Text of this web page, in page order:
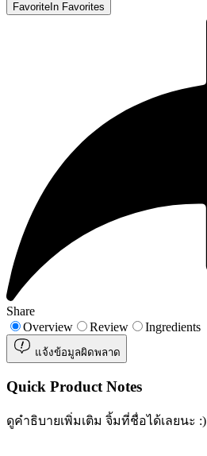
Favorite In Favorites
Share
Overview
Review Ingredients
แจ้งข้อมูลผิดพลาด
Quick Product Notes
ดูคำธิบายเพิ่มเติม จิ้มที่ชื่อได้เลยนะ :)